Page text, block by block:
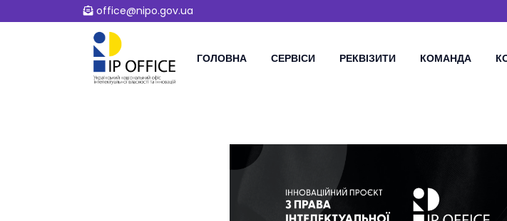
office@nipo.gov.ua
ГОЛОВНА СЕРВІСИ РЕКВІЗИТИ КОМАНДА